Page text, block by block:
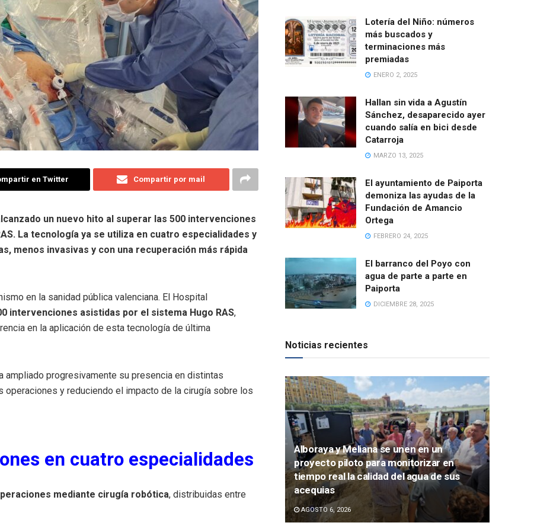
en Twitter Compartir por mail
un nuevo hito al superar las 500 intervenciones
La tecnología ya se utiliza en cuatro especialidades y
menos invasivas y con una recuperación más rápida
en la sanidad pública valenciana. El Hospital
intervenciones asistidas por el sistema Hugo RAS,
en la aplicación de esta tecnología de última
ampliado progresivamente su presencia en distintas
y reduciendo el impacto de la cirugía sobre los
en cuatro especialidades
mediante cirugía robótica, distribuidas entre
Lotería del Niño: números
más buscados y
terminaciones más
premiadas
ENERO 2, 2025
Hallan sin vida a Agustín
Sánchez, desaparecido ayer
cuando salía en bici desde
Catarroja
MARZO 13, 2025
El ayuntamiento de Paiporta
demoniza las ayudas de la
Fundación de Amancio
Ortega
FEBRERO 24, 2025
El barranco del Poyo con
agua de parte a parte en
Paiporta
DICIEMBRE 28, 2025
Noticias recientes
Alboraya y Meliana se unen en un
proyecto piloto para monitorizar en
tiempo real la calidad del agua de sus
acequias
AGOSTO 6, 2026